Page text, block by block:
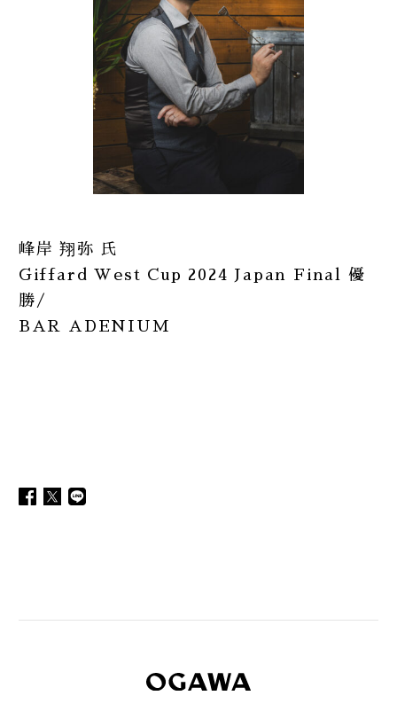
峰岸 翔弥 氏
Giffard West Cup 2024 Japan Final 優
勝/
BAR ADENIUM